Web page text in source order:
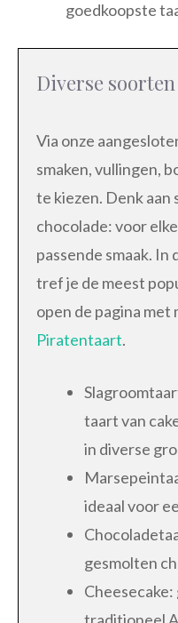
goedkoopste
Diverse
Via onze
smaken, vullingen,
te kiezen. Denk aan
chocolade: voor
passende smaak.
tref je de meest
open de pagina
Piratentaart.
taart van
in diverse
ideaal voor
gesmolten